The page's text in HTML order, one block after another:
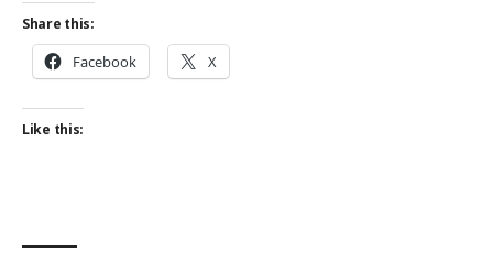
Share this:
Facebook X
Like this: